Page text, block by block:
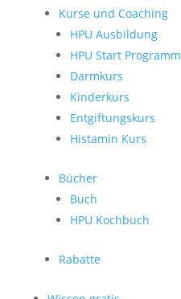
Kurse und Coaching
HPU Ausbildung
HPU Start Programm
Darmkurs
Kinderkurs
Entgiftungskurs
Histamin Kurs
Bücher
Buch
HPU Kochbuch
Rabatte